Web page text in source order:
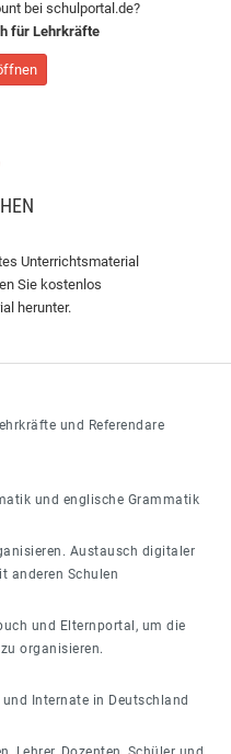
bei schulportal.de?
für Lehrkräfte
Unterrichtsmaterial
Sie kostenlos
herunter.
und Referendare
und englische Grammatik
Austausch digitaler
anderen Schulen
und Elternportal, um die
organisieren.
Internate in Deutschland